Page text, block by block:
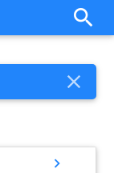
search
close
chevron_right